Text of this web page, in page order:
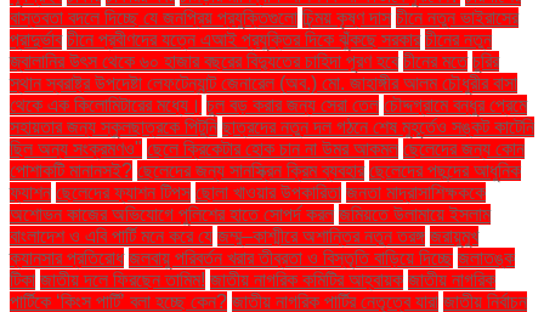
বাস্তবতা বদলে দিচ্ছে যে জনপ্রিয় প্রযুক্তিগুলো চিন্ময় কৃষ্ণ দাস চীনে নতুন ভাইরাসের
প্রাদুর্ভাব চীনে প্রবীণদের যত্নে এআই প্রযুক্তির দিকে ঝুঁকছে সরকার চীনের নতুন
জ্বালানির উৎস থেকে ৬০ হাজার বছরের বিদ্যুতের চাহিদা পূরণ হবে চীনের মতে চুরির
স্থান স্বরাষ্ট্র উপদেষ্টা লেফটেন্যান্ট জেনারেল (অব.) মো. জাহাঙ্গীর আলম চৌধুরীর বাসা
থেকে এক কিলোমিটারের মধ্যে। চুল বড় করার জন্য সেরা তেল চৌদ্দগ্রামে বন্ধুর প্রেমে
সহায়তার জন্য স্কুলছাত্রকে পিটুনি ছাত্রদের নতুন দল গঠনে শেষ মুহূর্তেও সঙ্কট কাটেনি
ছিল অন্য সংক্রমণও" ছেলে ক্রিকেটার হোক চান না উমর আকমল ছেলেদের জন্য কোন
পোশাকটি মানানসই? ছেলেদের জন্য সানস্ক্রিন ক্রিম ব্যবহার ছেলেদের পছন্দের আধুনিক
ফ্যাশন ছেলেদের ফ্যাশন টিপস ছোলা খাওয়ার উপকারিতা জনতা মাদ্রাসাশিক্ষককে
অশোভন কাজের অভিযোগে পুলিশের হাতে সোপর্দ করল জমিয়তে উলামায়ে ইসলাম
বাংলাদেশ ও এবি পার্টি মনে করে যে জম্মু–কাশ্মীরে অশান্তির নতুন তরঙ্গ জরায়ুমুখ
ক্যানসার প্রতিরোধ জলবায়ু পরিবর্তন খরার তীব্রতা ও বিস্তৃতি বাড়িয়ে দিচ্ছে জলাতঙ্ক
টিকা জাতীয় দলে ফিরছেন তামিম! জাতীয় নাগরিক কমিটির আহ্বায়ক জাতীয় নাগরিক
পার্টিকে ‘কিংস পার্টি’ বলা হচ্ছে কেন? জাতীয় নাগরিক পার্টির নেতৃত্বে যারা জাতীয় নির্বাচন